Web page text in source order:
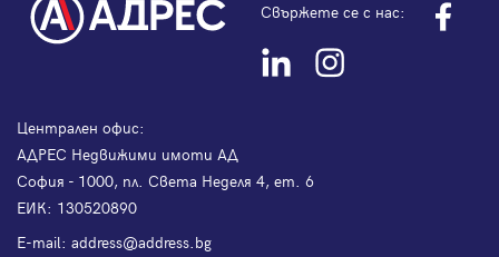
Свържете се с нас:
Централен офис:
АДРЕС Недвижими имоти АД
София - 1000, пл. Света Неделя 4, ет. 6
ЕИК: 130520890
Е-mail: address@address.bg